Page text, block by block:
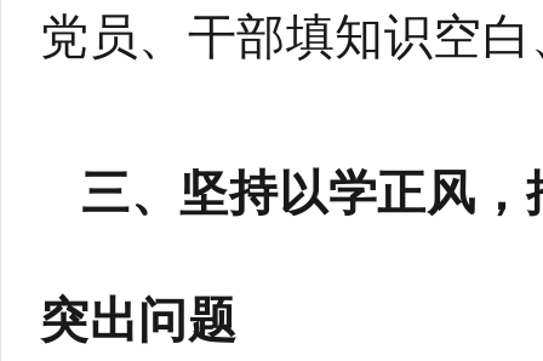
党员、干部填知识空
三、坚持以学正风
突出问题